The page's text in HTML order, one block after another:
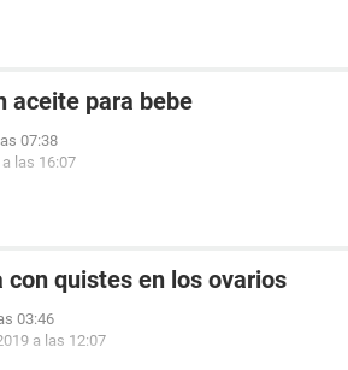
aceite para bebe
07:38
las 16:07
con quistes en los ovarios
03:46
a las 12:07